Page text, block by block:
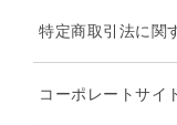
特定商取引法に関
コーポレートサイ